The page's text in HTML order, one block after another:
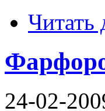
Читать
24-02-